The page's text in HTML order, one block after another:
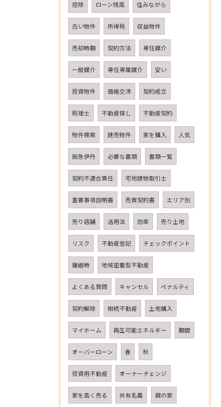
控除 ローン残高 住みながら
古い物件 所得税 収益物件
売却時期 契約方法 専任媒介
一般媒介 専任専属媒介 安い
投資物件 価格交渉 契約成立
税理士 不動産探し 不動産契約
物件検索 建売物件 家を購入 人気
阪急伊丹 必要な書類 書類一覧
契約不適合責任 宅地建物取引士
重要事項説明書 売買契約書 エリア別
売り店舗 活用法 効率 売り土地
リスク 不動産登記 チェックポイント
離婚時 地域密着型不動産
よくある質問 キャンセル ペナルティ
契約解除 相続不動産 土地購入
マイホーム 再生可能エネルギー 期間
オーバーローン 春 秋
投資用不動産 オーナーチェンジ
家を高く売る 共有名義 親の家